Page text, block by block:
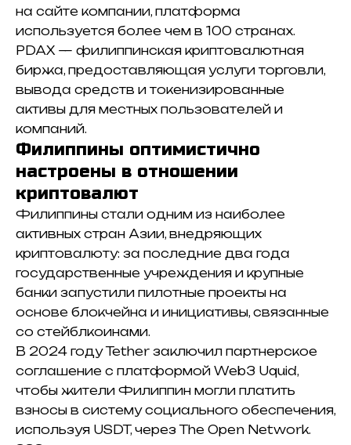
на сайте компании, платформа
используется более чем в 100 странах.
PDAX — филиппинская криптовалютная
биржа, предоставляющая услуги торговли,
вывода средств и токенизированные
активы для местных пользователей и
компаний.
Филиппины оптимистично
настроены в отношении
криптовалют
Филиппины стали одним из наиболее
активных стран Азии, внедряющих
криптовалюту: за последние два года
государственные учреждения и крупные
банки запустили пилотные проекты на
основе блокчейна и инициативы, связанные
со стейблкоинами.
В 2024 году Tether заключил партнерское
соглашение с платформой Web3 Uquid,
чтобы жители Филиппин могли платить
взносы в систему социального обеспечения,
используя USDT, через The Open Network.